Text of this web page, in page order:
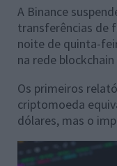
A Binance
transferências de
noite de quinta-
na rede
Os primeiros
criptomoeda
dólares, mas o